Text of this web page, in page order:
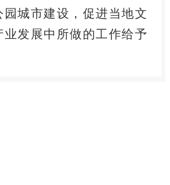
城市建设，促进当地文
发展中所做的工作给予